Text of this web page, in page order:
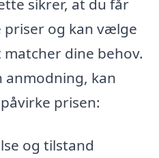
og kan vælge
dine behov.
anmodning, kan
prisen:
og tilstand